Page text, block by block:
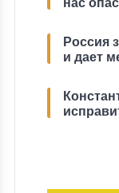
Россия
и дает